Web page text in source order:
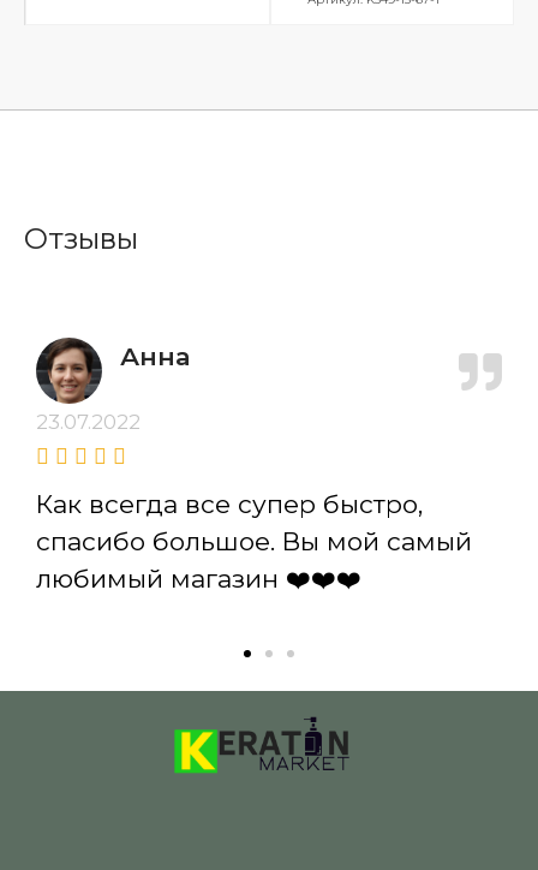
Отзывы
Анна
23.07.2022
Как всегда все супер быстро,
спасибо большое. Вы мой самый
любимый магазин ❤️❤️❤️